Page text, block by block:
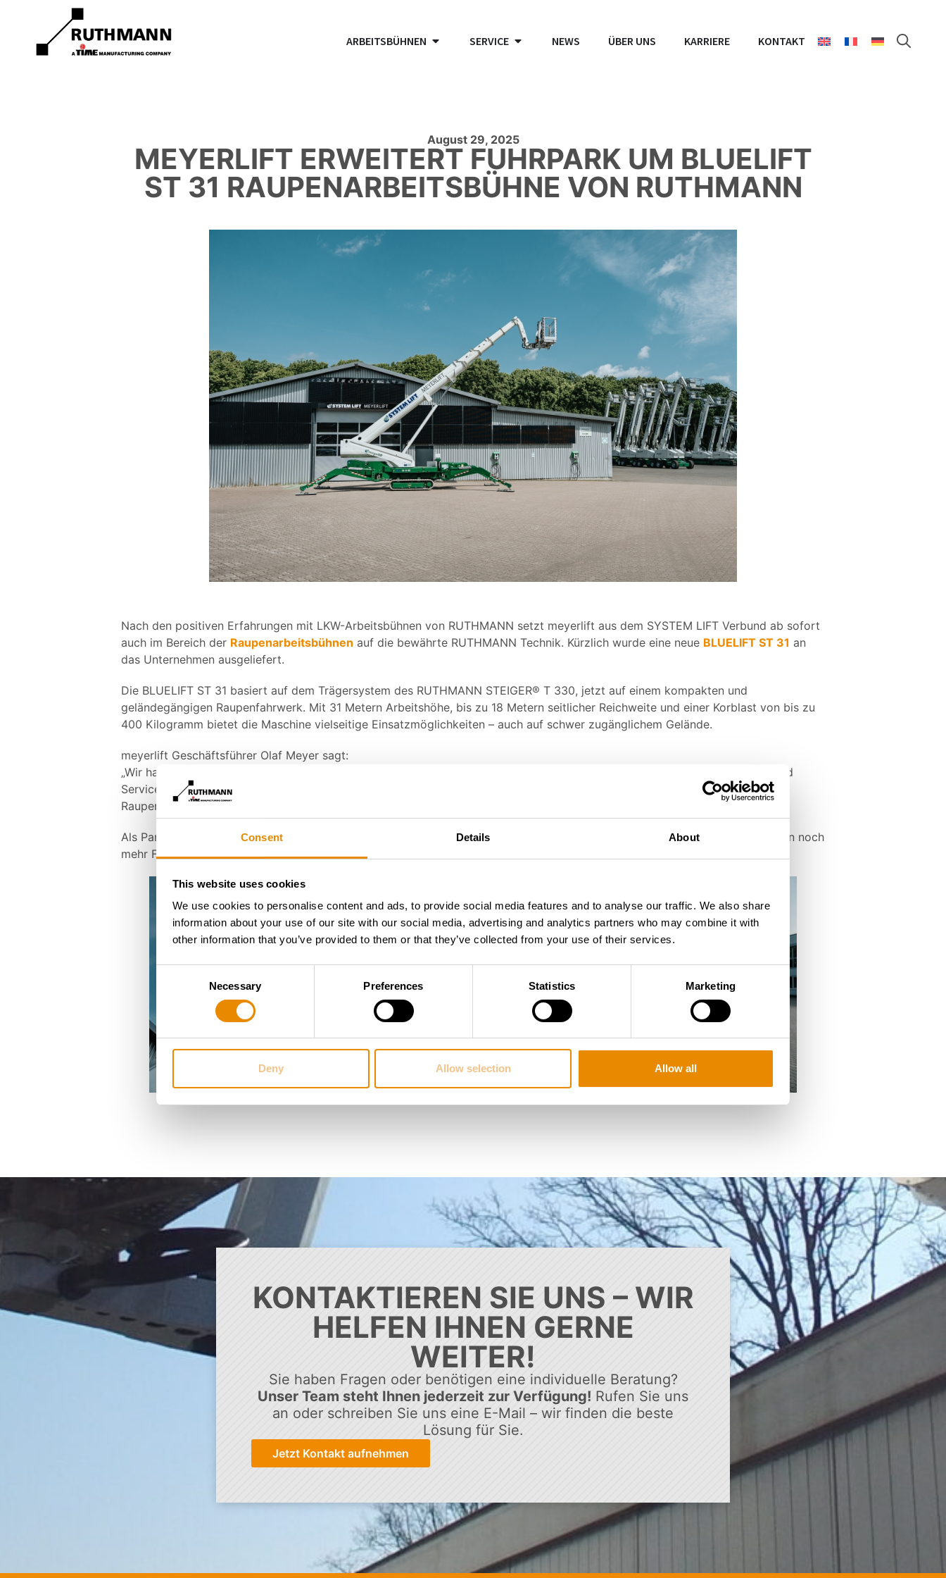
Consent Details About
This website uses cookies
We use cookies to personalise content and ads, to provide social media features and to analyse our traffic. We also share
information about your use of our site with our social media, advertising and analytics partners who may combine it with
other information that you’ve provided to them or that they’ve collected from your use of their services.
Necessary Preferences Statistics Marketing
Deny Allow selection Allow all
ARBEITSBÜHNEN SERVICE NEWS ÜBER UNS KARRIERE KONTAKT
August 29, 2025
MEYERLIFT ERWEITERT FUHRPARK UM BLUELIFT
ST 31 RAUPENARBEITSBÜHNE VON RUTHMANN
Nach den positiven Erfahrungen mit LKW-Arbeitsbühnen von RUTHMANN setzt meyerlift aus dem SYSTEM LIFT Verbund ab sofort
auch im Bereich der Raupenarbeitsbühnen auf die bewährte RUTHMANN Technik. Kürzlich wurde eine neue BLUELIFT ST 31 an
das Unternehmen ausgeliefert.
Die BLUELIFT ST 31 basiert auf dem Trägersystem des RUTHMANN STEIGER® T 330, jetzt auf einem kompakten und
geländegängigen Raupenfahrwerk. Mit 31 Metern Arbeitshöhe, bis zu 18 Metern seitlicher Reichweite und einer Korblast von bis zu
400 Kilogramm bietet die Maschine vielseitige Einsatzmöglichkeiten – auch auf schwer zugänglichem Gelände.
meyerlift Geschäftsführer Olaf Meyer sagt:
„Wir haben mit unseren LKW-Bühnen von RUTHMANN sehr gute Erfahrungen gemacht – insbesondere was Bedienkomfort und
Service angeht. Mit der BLUELIFT ST 31 erweitern wir unser Angebot für unsere Kunden gezielt um eine leistungsstarke
Raupenarbeitsbühne.“
Als Partner im SYSTEM LIFT Verbund
damit auch die gemeinsame Mietflotte und bietet Kunden in der Region noch
mehr Flexibilität und Einsatzmöglichkeiten mit modernen Arbeitsbühnenlösungen.
KONTAKTIEREN SIE UNS – WIR
HELFEN IHNEN GERNE
WEITER!
Sie haben Fragen oder benötigen eine individuelle Beratung?
Unser Team steht Ihnen jederzeit zur Verfügung! Rufen Sie uns
an oder schreiben Sie uns eine E-Mail – wir finden die beste
Lösung für Sie.
Jetzt Kontakt aufnehmen